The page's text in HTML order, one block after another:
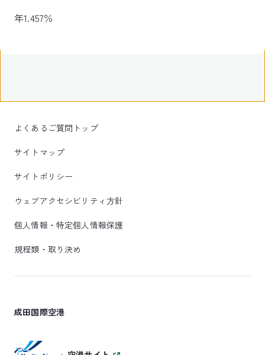
年1.457％
よくあるご質問トップ
サイトマップ
サイトポリシー
ウェブアクセシビリティ方針
個人情報・特定個人情報保護
規程類・取り決め
成田国際空港